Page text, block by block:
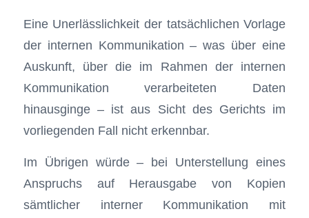
Eine Unerlässlichkeit der tatsächlichen Vorlage
der internen Kommunikation – was über eine
Auskunft, über die im Rahmen der internen
Kommunikation verarbeiteten Daten
hinausginge – ist aus Sicht des Gerichts im
vorliegenden Fall nicht erkennbar.
Im Übrigen würde – bei Unterstellung eines
Anspruchs auf Herausgabe von Kopien
sämtlicher interner Kommunikation mit